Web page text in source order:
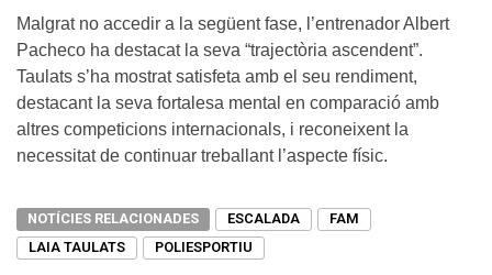
Malgrat no accedir a la següent fase, l’entrenador Albert
Pacheco ha destacat la seva “trajectòria ascendent”.
Taulats s’ha mostrat satisfeta amb el seu rendiment,
destacant la seva fortalesa mental en comparació amb
altres competicions internacionals, i reconeixent la
necessitat de continuar treballant l’aspecte físic.
NOTÍCIES RELACIONADES ESCALADA
FAM
LAIA TAULATS
POLIESPORTIU